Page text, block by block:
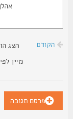
אהלן,
הקודם
הצג
מיין לפי
פרסם תגובה